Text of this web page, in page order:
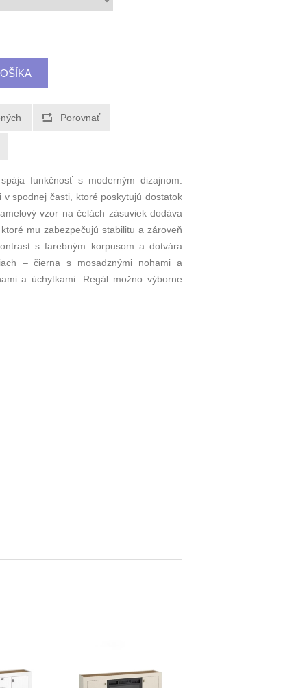
funkčnosť s moderným dizajnom.
spodnej časti, ktoré poskytujú dostatok
vzor na čelách zásuviek dodáva
mu zabezpečujú stabilitu a zároveň
s farebným korpusom a dotvára
– čierna s mosadznými nohami a
a úchytkami. Regál možno výborne